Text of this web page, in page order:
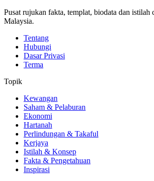
Pusat rujukan fakta, templat, biodata dan istilah
Malaysia.
Tentang
Hubungi
Dasar Privasi
Terma
Topik
Kewangan
Saham & Pelaburan
Ekonomi
Hartanah
Perlindungan & Takaful
Kerjaya
Istilah & Konsep
Fakta & Pengetahuan
Inspirasi